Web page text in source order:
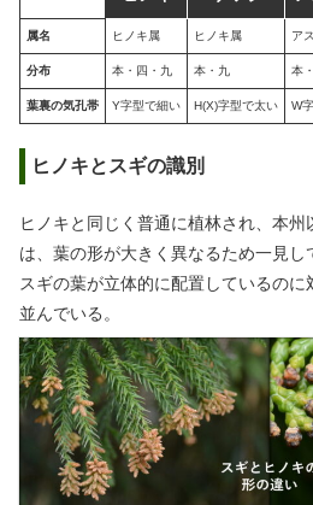
属名 ヒノキ属 ヒノキ属 ア
分布 本・四・九 本・九 本
葉裏の気孔帯 Y字型で細い H(X)字型で太い W
ヒノキとスギの識別
ヒノキと同じく普通に植林され、本州
は、葉の形が大きく異なるため一見し
スギの葉が立体的に配置しているの
並んでいる。